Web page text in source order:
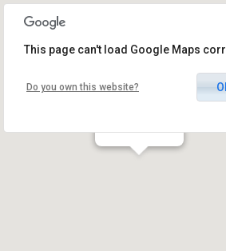
Lev Omer
This page can't load Google Maps
Do you own this website?